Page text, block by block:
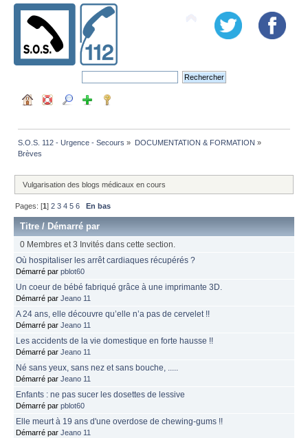
S.O.S. 112 - Urgence - Secours » DOCUMENTATION & FORMATION »
Brèves
Vulgarisation des blogs médicaux en cours
Pages: [1]2 3 4 5 6 En bas
Titre / Démarré par
0 Membres et 3 Invités dans cette section.
Où hospitaliser les arrêt cardiaques récupérés ?
Démarré par pblot60
Un coeur de bébé fabriqué grâce à une imprimante 3D.
Démarré par Jeano 11
A 24 ans, elle découvre qu’elle n’a pas de cervelet !!
Démarré par Jeano 11
Les accidents de la vie domestique en forte hausse !!
Démarré par Jeano 11
Né sans yeux, sans nez et sans bouche, .....
Démarré par Jeano 11
Enfants : ne pas sucer les dosettes de lessive
Démarré par pblot60
Elle meurt à 19 ans d'une overdose de chewing-gums !!
Démarré par Jeano 11